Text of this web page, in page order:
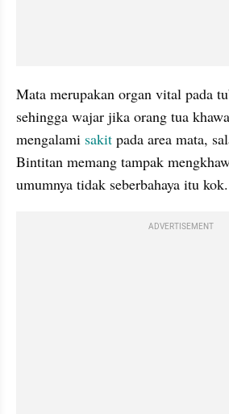
Mata merupakan organ vital pada
sehingga wajar jika orang tua
mengalami sakit pada area mata,
Bintitan memang tampak
umumnya tidak seberbahaya itu kok.
ADVERTISEMENT